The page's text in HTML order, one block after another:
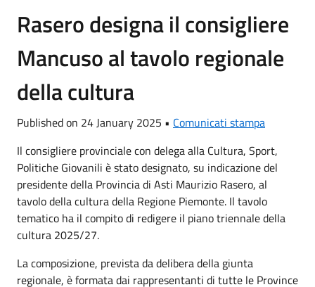
Rasero designa il consigliere
Mancuso al tavolo regionale
della cultura
Published on 24 January 2025 • Comunicati stampa
Il consigliere provinciale con delega alla Cultura, Sport,
Politiche Giovanili è stato designato, su indicazione del
presidente della Provincia di Asti Maurizio Rasero, al
tavolo della cultura della Regione Piemonte. Il tavolo
tematico ha il compito di redigere il piano triennale della
cultura 2025/27.
La composizione, prevista da delibera della giunta
regionale, è formata dai rappresentanti di tutte le Province